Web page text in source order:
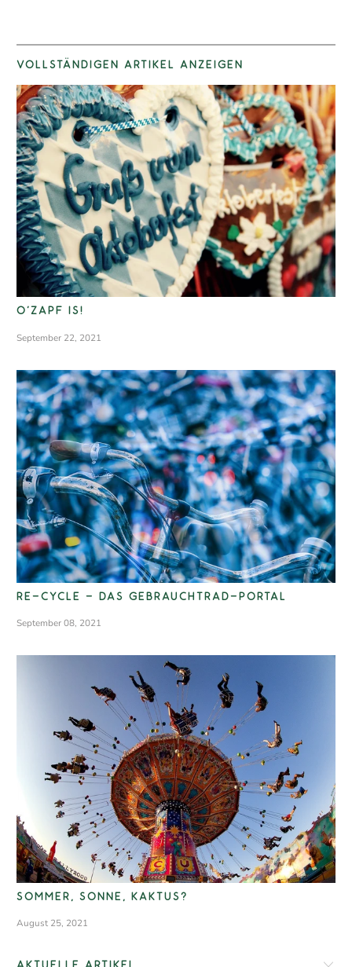
VOLLSTÄNDIGEN ARTIKEL ANZEIGEN
O'ZAPF IS!
September 22, 2021
RE-CYCLE - DAS GEBRAUCHTRAD-PORTAL
September 08, 2021
SOMMER, SONNE, KAKTUS?
August 25, 2021